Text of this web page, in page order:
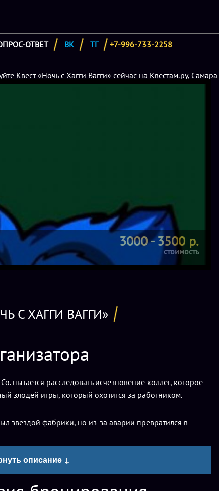
ОТВЕТ ВК ТГ +7-996-733-2258
Квест «Ночь с Хагги Вагги» сейчас на Квестам.ру, Самара
3000 - 3500 р.
стоимость
С ХАГГИ ВАГГИ»
пытается расследовать исчезновение коллег, которое
злодей игры, который охотится за работником.
звездой фабрики, но из-за аварии превратился в
лапы и расследуй исчезновения!
описание ↓